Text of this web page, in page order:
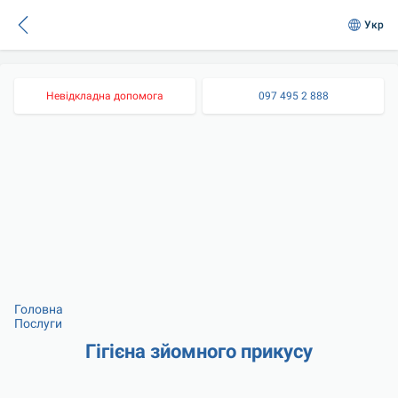
Укр
Невідкладна допомога 097 495 2 888
Головна
Послуги
Гігієна зйомного прикусу